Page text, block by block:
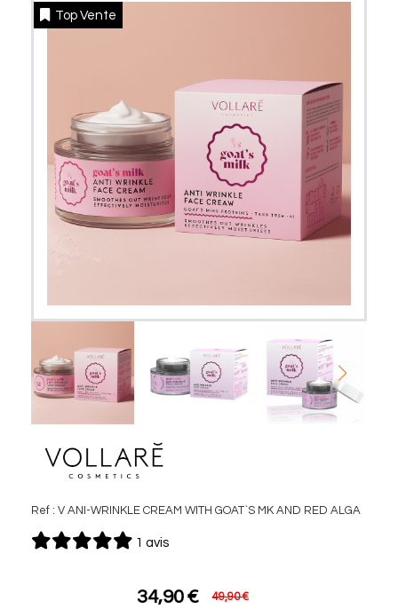
Top Vente
Ref : V ANI-WRINKLE CREAM WITH GOAT`S MK AND RED ALGA
1 avis
34,90€ 49,90€